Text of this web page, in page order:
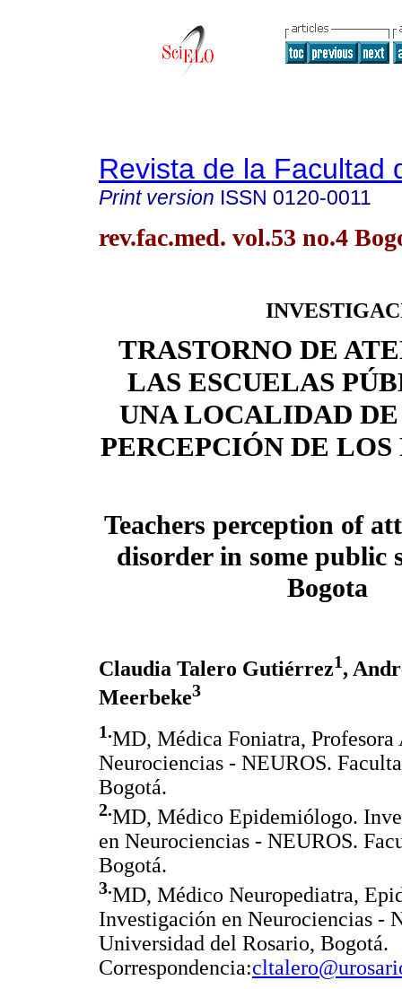
Revista de la Facultad
Print version ISSN 0120-0011
rev.fac.med. vol.53 no.4
TRASTORNO DE
LAS ESCUELAS
UNA LOCALIDAD
PERCEPCIÓN DE LOS
Teachers perception of
disorder in some public
Bogota
Claudia Talero Gutiérrez1,
Meerbeke3
1.MD, Médica Foniatra,
Neurociencias - NEUROS.
Bogotá.
2.MD, Médico Epidemiólogo.
en Neurociencias - NEUROS.
Bogotá.
3.MD, Médico Neuropediatra,
Investigación en Neurociencias -
Universidad del Rosario, Bogotá.
Correspondencia: